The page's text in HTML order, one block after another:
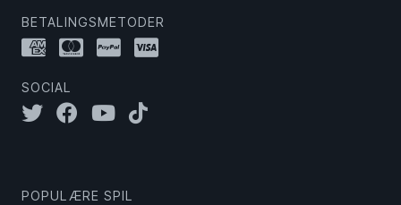
BETALINGSMETODER
SOCIAL
POPULÆRE SPIL